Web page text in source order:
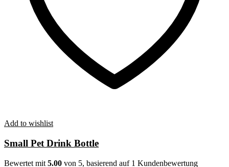
Add to wishlist
Small Pet Drink Bottle
Bewertet mit 5.00 von 5, basierend auf 1 Kundenbewertung